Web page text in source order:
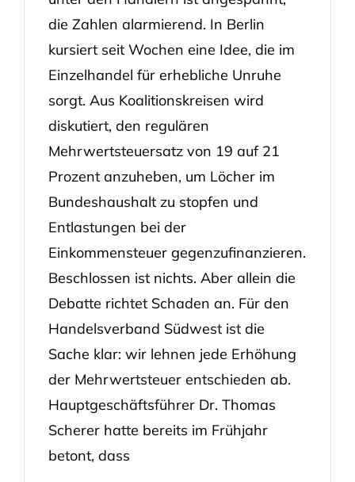
die Zahlen alarmierend. In Berlin
kursiert seit Wochen eine Idee, die im
Einzelhandel für erhebliche Unruhe
sorgt. Aus Koalitionskreisen wird
diskutiert, den regulären
Mehrwertsteuersatz von 19 auf 21
Prozent anzuheben, um Löcher im
Bundeshaushalt zu stopfen und
Entlastungen bei der
Einkommensteuer gegenzufinanzieren.
Beschlossen ist nichts. Aber allein die
Debatte richtet Schaden an. Für den
Handelsverband Südwest ist die
Sache klar: wir lehnen jede Erhöhung
der Mehrwertsteuer entschieden ab.
Hauptgeschäftsführer Dr. Thomas
Scherer hatte bereits im Frühjahr
betont, dass